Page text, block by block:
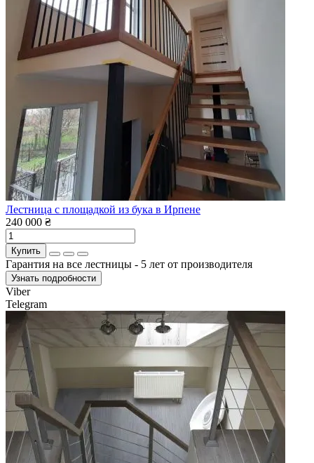
Лестница с площадкой из бука в Ирпене
240 000 ₴
Купить
Гарантия на все лестницы - 5 лет от производителя
Узнать подробности
Viber
Telegram